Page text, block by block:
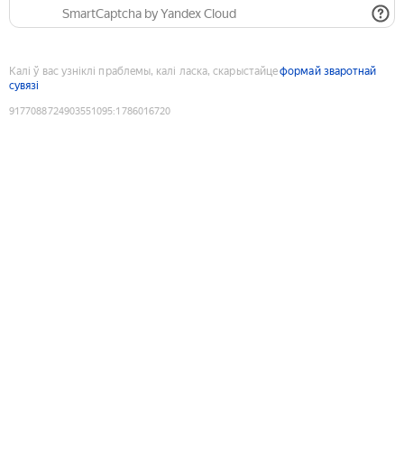
SmartCaptcha by Yandex Cloud
Калі ў вас узніклі праблемы, калі ласка, скарыстайцеформай зваротнай
сувязі
9177088724903551095:1786016720